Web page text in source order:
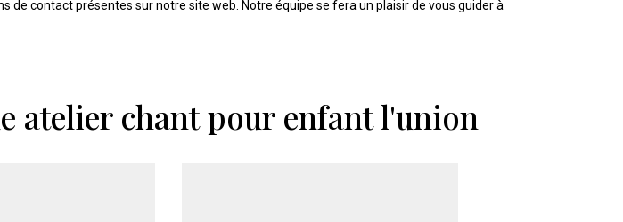
contact présentes sur notre site web. Notre équipe se fera un plaisir de vous guider à
atelier chant pour enfant l'union